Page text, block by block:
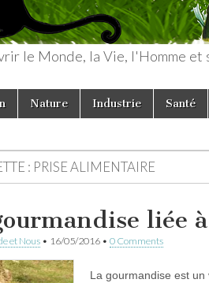
le Monde, la Vie, l'Homme et
Nature Industrie Santé
: PRISE ALIMENTAIRE
liée
et Nous • 16/05/2016 • 0 Comments
La gourmandise est un